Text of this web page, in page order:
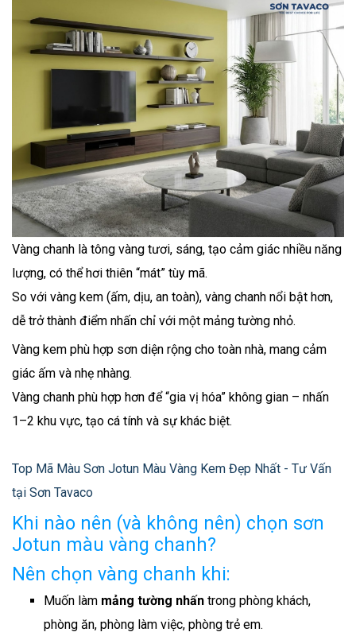
Vàng chanh là tông vàng tươi, sáng, tạo cảm giác nhiều năng
lượng, có thể hơi thiên “mát” tùy mã.
So với vàng kem (ấm, dịu, an toàn), vàng chanh nổi bật hơn,
dễ trở thành điểm nhấn chỉ với một mảng tường nhỏ.
Vàng kem phù hợp sơn diện rộng cho toàn nhà, mang cảm
giác ấm và nhẹ nhàng.
Vàng chanh phù hợp hơn để “gia vị hóa” không gian – nhấn
1–2 khu vực, tạo cá tính và sự khác biệt.
Top Mã Màu Sơn Jotun Màu Vàng Kem Đẹp Nhất - Tư Vấn
tại Sơn Tavaco
Khi nào nên (và không nên) chọn sơn
Jotun màu vàng chanh?
Nên chọn vàng chanh khi:
Muốn làm mảng tường nhấn trong phòng khách,
phòng ăn, phòng làm việc, phòng trẻ em.